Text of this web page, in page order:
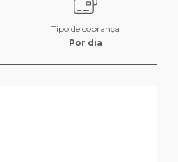
Tipo de cobrança
Por dia